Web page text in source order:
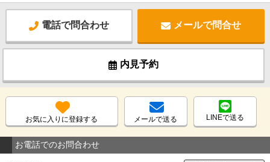
電話で問合わせ メールで問合せ
内見予約
お気に入りに登録する メールで送る LINEで送る
お電話でのお問合わせ